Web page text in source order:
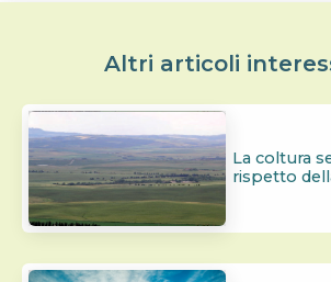
Altri articoli
La coltura
rispetto